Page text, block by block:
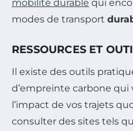
mobilité durable qui
modes de transport
RESSOURCES ET
Il existe des outils
d’empreinte carbone qui
l’impact de vos trajets
consulter des sites tels